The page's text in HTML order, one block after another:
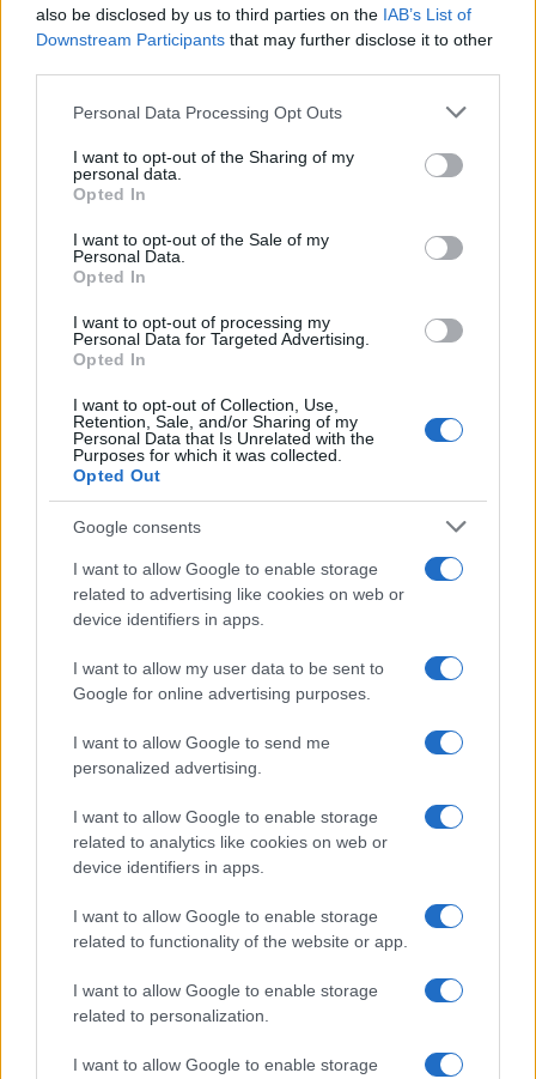
also be disclosed by us to third parties on the IAB’s List of
Downstream Participants that may further disclose it to other
Please note that this website/app uses one or more Google
not limited to your visit or usage behaviour. You may click to
grant or deny consent to Google and its third-party tags to
use your data for below specified purposes in below Google
consent section.
Personal Data Processing Opt Outs
I want to opt-out of the Sharing of my
personal data.
Opted In
I want to opt-out of the Sale of my
Personal Data.
Opted In
I want to opt-out of processing my
Personal Data for Targeted Advertising.
Opted In
I want to opt-out of Collection, Use,
Retention, Sale, and/or Sharing of my
Personal Data that Is Unrelated with the
Purposes for which it was collected.
Opted Out
Google consents
I want to allow Google to enable storage
related to advertising like cookies on web or
device identifiers in apps.
I want to allow my user data to be sent to
Google for online advertising purposes.
I want to allow Google to send me
personalized advertising.
I want to allow Google to enable storage
related to analytics like cookies on web or
device identifiers in apps.
I want to allow Google to enable storage
related to functionality of the website or app.
I want to allow Google to enable storage
related to personalization.
I want to allow Google to enable storage
Continue lendo
NÃO CLASSIFICADO
Redução histórica do desmatamento na Amazônia entre agosto
Beatriz Almeida · 7 ago 2026
Rafael Oliveira · 7 ago 2026